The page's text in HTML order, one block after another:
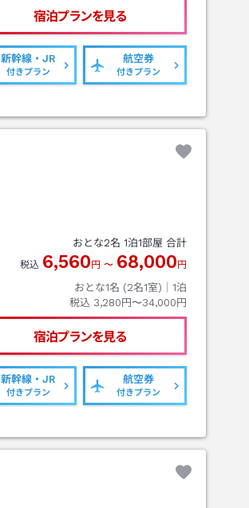
宿泊プランを見る
新幹線・JR
付きプラン
航空券
付きプラン
おとな2名 1泊1部屋 合計
税込 6,560 円 〜 68,000 円
おとな1名 (2名1室)｜ 1泊
税込 3,280円〜34,000円
宿泊プランを見る
新幹線・JR
付きプラン
航空券
付きプラン